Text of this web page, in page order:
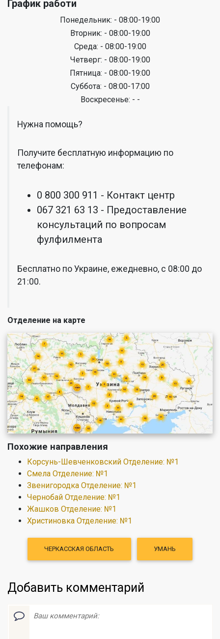
График работи
Понедельник: - 08:00-19:00
Вторник: - 08:00-19:00
Среда: - 08:00-19:00
Четверг: - 08:00-19:00
Пятница: - 08:00-19:00
Суббота: - 08:00-17:00
Воскресенье: - -
Нужна помощь?
Получите бесплатную информацию по
телефонам:
0 800 300 911 - Контакт центр
067 321 63 13 - Предоставление
консультаций по вопросам
фулфилмента
Бесплатно по Украине, ежедневно, с 08:00 до
21:00.
Отделение на карте
Похожие направления
Корсунь-Шевченковский Отделение: №1
Смела Отделение: №1
Звенигородка Отделение: №1
Чернобай Отделение: №1
Жашков Отделение: №1
Христиновка Отделение: №1
ЧЕРКАССКАЯ ОБЛАСТЬ УМАНЬ
Добавить комментарий